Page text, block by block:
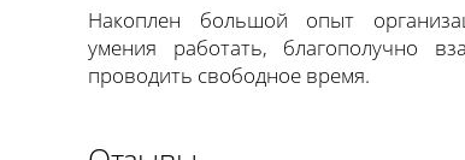
Накоплен большой опыт
умения работать, благополучно
проводить свободное время.